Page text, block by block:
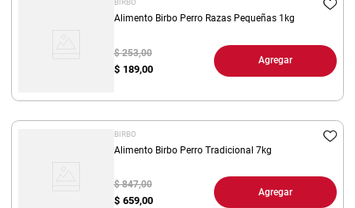
BIRBO
Alimento Birbo Perro Razas Pequeñas 1kg
$ 189,00
$ 253,00
Agregar
BIRBO
Alimento Birbo Perro Tradicional 7kg
$ 659,00
$ 847,00
Agregar